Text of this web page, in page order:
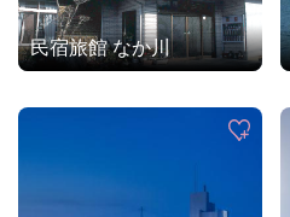
民宿旅館 なか川